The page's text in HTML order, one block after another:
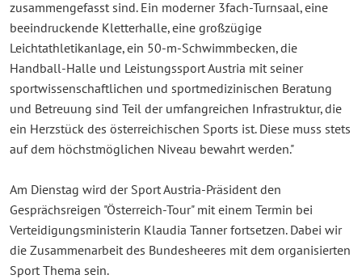
zusammengefasst sind. Ein moderner 3fach-Turnsaal, eine
beeindruckende Kletterhalle, eine großzügige
Leichtathletikanlage, ein 50-m-Schwimmbecken, die
Handball-Halle und Leistungssport Austria mit seiner
sportwissenschaftlichen und sportmedizinischen Beratung
und Betreuung sind Teil der umfangreichen Infrastruktur, die
ein Herzstück des österreichischen Sports ist. Diese muss stets
auf dem höchstmöglichen Niveau bewahrt werden."
Am Dienstag wird der Sport Austria-Präsident den
Gesprächsreigen "Österreich-Tour" mit einem Termin bei
Verteidigungsministerin Klaudia Tanner fortsetzen. Dabei wir
die Zusammenarbeit des Bundesheeres mit dem organisierten
Sport Thema sein.